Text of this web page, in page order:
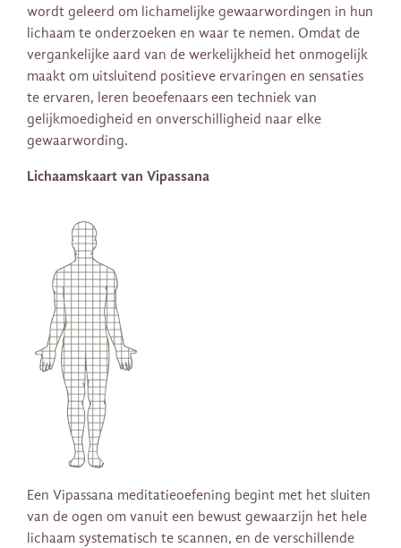
wordt geleerd om lichamelijke gewaarwordingen in hun
lichaam te onderzoeken en waar te nemen. Omdat de
vergankelijke aard van de werkelijkheid het onmogelijk
maakt om uitsluitend positieve ervaringen en sensaties
te ervaren, leren beoefenaars een techniek van
gelijkmoedigheid en onverschilligheid naar elke
gewaarwording.
Lichaamskaart van Vipassana
Een Vipassana meditatieoefening begint met het sluiten
van de ogen om vanuit een bewust gewaarzijn het hele
lichaam systematisch te scannen, en de verschillende